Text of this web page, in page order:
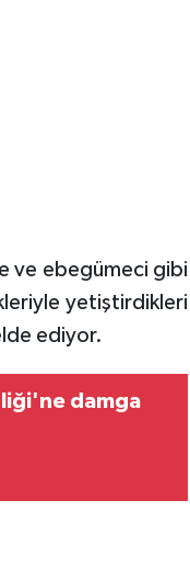
ve ebegümeci gibi
yetiştirdikleri
ediyor.
damga